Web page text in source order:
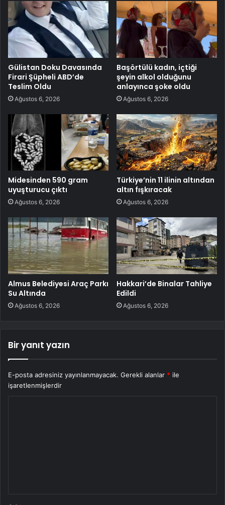
Gülistan Doku Davasında
Firari Şüpheli ABD’de
Teslim Oldu
Ağustos 6, 2026
Başörtülü kadın, içtiği
şeyin alkol olduğunu
anlayınca şoke oldu
Ağustos 6, 2026
Midesinden 590 gram
uyuşturucu çıktı
Ağustos 6, 2026
Türkiye’nin 11 ilinin altından
altın fışkıracak
Ağustos 6, 2026
Almus Belediyesi Araç Parkı
Su Altında
Ağustos 6, 2026
Hakkari’de Binalar Tahliye
Edildi
Ağustos 6, 2026
Bir yanıt yazın
E-posta adresiniz yayınlanmayacak. Gerekli alanlar * ile
işaretlenmişlerdir